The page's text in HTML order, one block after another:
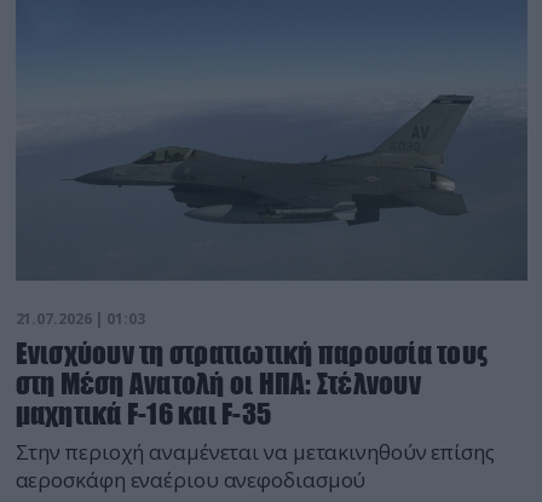
21.07.2026 | 01:03
Ενισχύουν τη στρατιωτική παρουσία τους
στη Μέση Ανατολή οι ΗΠΑ: Στέλνουν
μαχητικά F-16 και F-35
Στην περιοχή αναμένεται να μετακινηθούν επίσης
αεροσκάφη εναέριου ανεφοδιασμού